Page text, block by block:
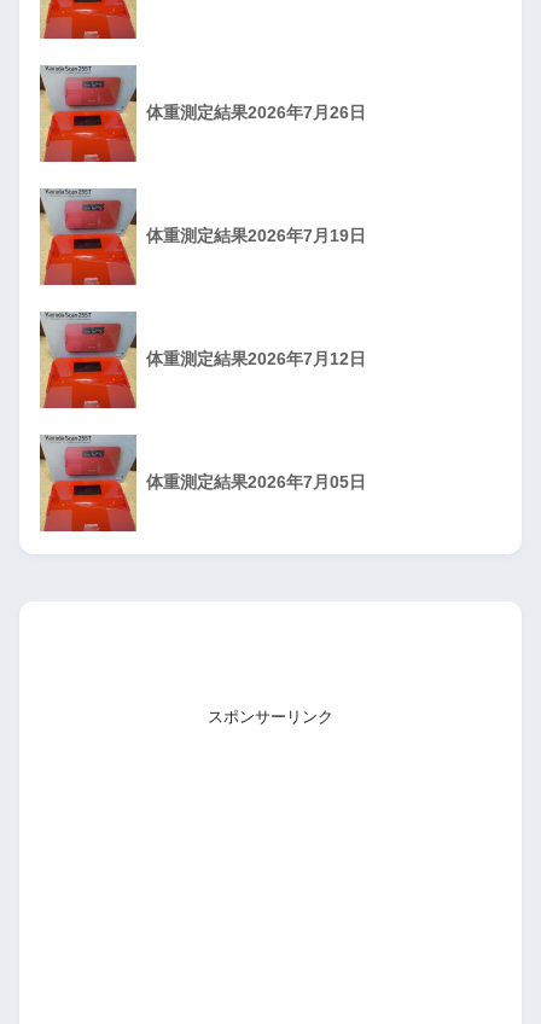
体重測定結果2026年7月26日
体重測定結果2026年7月19日
体重測定結果2026年7月12日
体重測定結果2026年7月05日
スポンサーリンク